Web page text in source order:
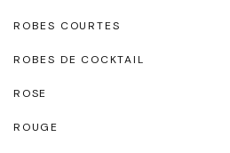
ROBES COURTES
ROBES DE COCKTAIL
ROSE
ROUGE